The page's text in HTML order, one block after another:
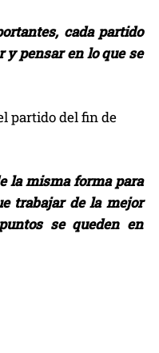
cada partido
y pensar en lo que se
partido del fin de
la misma forma para
trabajar de la mejor
se queden en